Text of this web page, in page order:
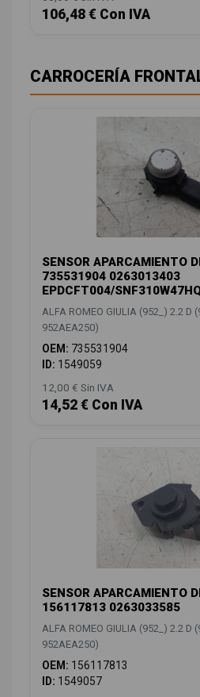
106,48 € Con IVA
CARROCERÍA
SENSOR APARCAMIENTO
735531904 0263013403
EPDCFT004/
ALFA ROMEO GIULIA (952_) 2.2 D
952AEA250)
OEM: 735531904
ID: 1549059
12,00 € Sin IVA
14,52 € Con IVA
SENSOR APARCAMIENTO
156117813 0263033585
ALFA ROMEO GIULIA (952_) 2.2 D
952AEA250)
OEM: 156117813
ID: 1549057